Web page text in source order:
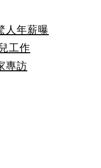
人年薪曝
工作
專訪